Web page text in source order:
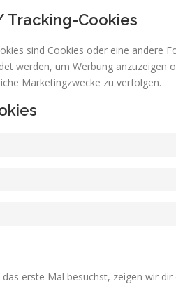
Tracking-Cookies
sind Cookies oder eine andere
werden, um Werbung anzuzeigen
Marketingzwecke zu verfolgen.
erste Mal besuchst, zeigen wir